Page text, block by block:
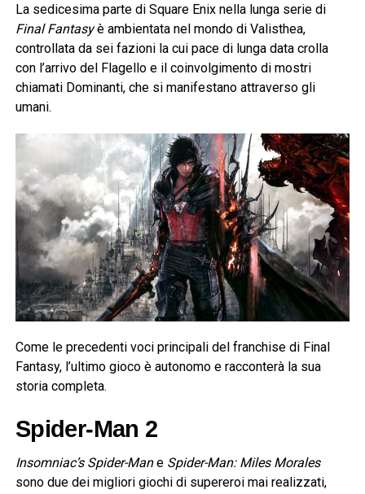
La sedicesima parte di Square Enix nella lunga serie di
Final Fantasyè ambientata nel mondo di Valisthea,
controllata da sei fazioni la cui pace di lunga data crolla
con l’arrivo del Flagello e il coinvolgimento di mostri
chiamati Dominanti, che si manifestano attraverso gli
umani.
Come le precedenti voci principali del franchise di Final
Fantasy, l’ultimo gioco è autonomo e racconterà la sua
storia completa.
Spider-Man 2
Insomniac’s Spider-Mane Spider-Man: Miles Morales
sono due dei migliori giochi di supereroi mai realizzati,